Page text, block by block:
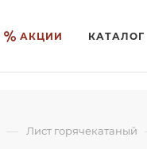
АКЦИИ КАТАЛОГ
— Лист горячекатаный